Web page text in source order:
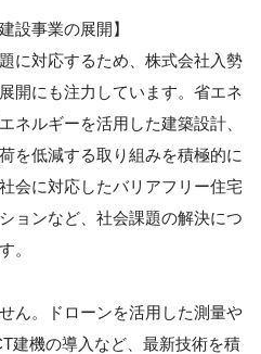
設事業の展開】
に対応するため、株式会社入勢
開にも注力しています。省エネ
ネルギーを活用した建築設計、
を低減する取り組みを積極的に
会に対応したバリアフリー住宅
ョンなど、社会課題の解決につ
。
ん。ドローンを活用した測量や
建機の導入など、最新技術を積